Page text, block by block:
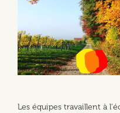
Les équipes travaillent à